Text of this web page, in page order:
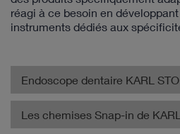
réagi à ce besoin en
instruments dédiés aux
Endoscope dentaire KARL
Les chemises Snap-in de